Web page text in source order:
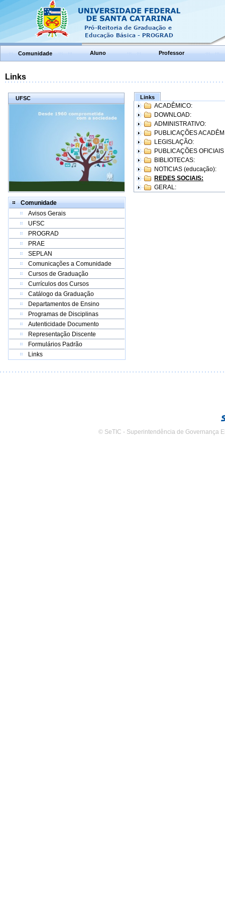
Comunidade Aluno Professor
Links
UFSC
Comunidade
Avisos Gerais
UFSC
PROGRAD
PRAE
SEPLAN
Comunicações a Comunidade
Cursos de Graduação
Currículos dos Cursos
Catálogo da Graduação
Departamentos de Ensino
Programas de Disciplinas
Autenticidade Documento
Representação Discente
Formulários Padrão
Links
Links
ACADÊMICO:
DOWNLOAD:
ADMINISTRATIVO:
PUBLICAÇÕES
LEGISLAÇÃO:
PUBLICAÇÕES
BIBLIOTECAS:
NOTICIAS (educação):
REDES SOCIAIS:
GERAL:
© SeTIC - Superintendência de Governança